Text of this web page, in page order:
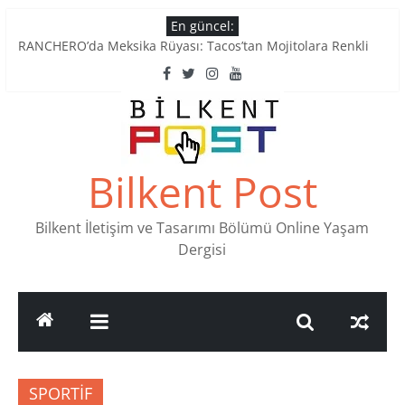
to
En güncel:
Tatlı Konuşalım: Ankara’nın 4 Köklü Pastanesi
RANCHERO’da Meksika Rüyası: Tacos’tan Mojitolara Renkli
Ankara’nın Ruhunu Notalarda Yaşatan 4 Müzik Durağı
Pullardaki tarih: PTT Pul Müzesi
Stamp Collectors Unite: Places to Find Stamps in Ankara
Bilkent Post
Bilkent İletişim ve Tasarımı Bölümü Online Yaşam
Dergisi
SPORTİF